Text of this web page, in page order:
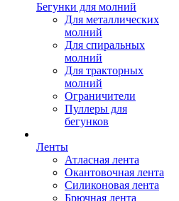
Бегунки для молний
Для металлических
молний
Для спиральных
молний
Для тракторных
молний
Ограничители
Пуллеры для
бегунков
Ленты
Атласная лента
Окантовочная лента
Силиконовая лента
Брючная лента